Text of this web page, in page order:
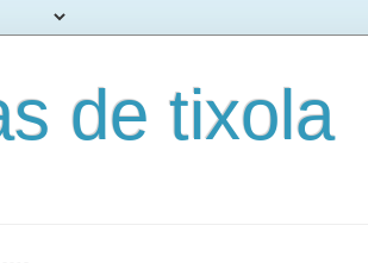
de tixola